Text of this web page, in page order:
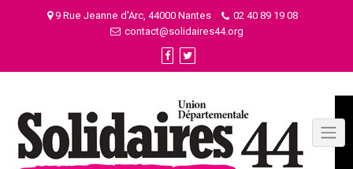
9 Rue Jeanne d'Arc, 44000 Nantes
02 40 89 19 08
contact@solidaires44.org